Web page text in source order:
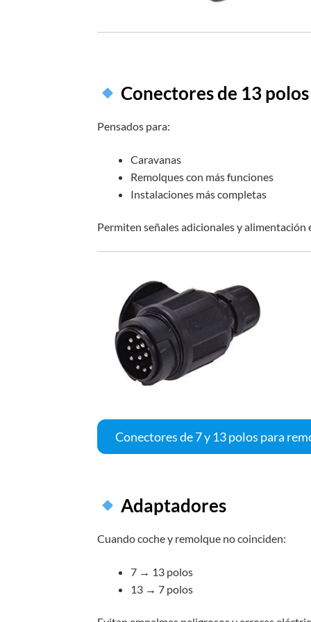
Conectores de 13 polos
Pensados para:
Caravanas
Remolques con más funciones
Instalaciones más completas
Permiten señales adicionales y alimentación
Conectores de 7 y 13 polos para
Adaptadores
Cuando coche y remolque no coinciden:
7 → 13 polos
13 → 7 polos